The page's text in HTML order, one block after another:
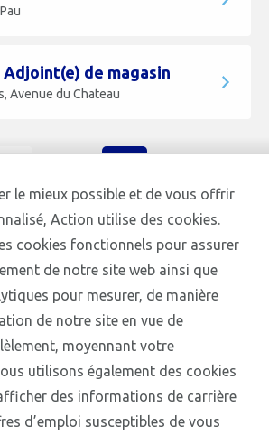
le mieux possible et de vous offrir
Action utilise des cookies.
cookies fonctionnels pour assurer
de notre site web ainsi que
pour mesurer, de manière
de notre site en vue de
moyennant votre
utilisons également des cookies
des informations de carrière
d’emploi susceptibles de vous
de magasin
Avenue du Chateau
Précédent
»